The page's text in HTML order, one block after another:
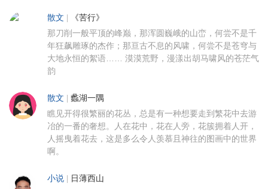
散文 《苦行》
那刀削一般平顶的峰巅，那浑圆巍峨的山峦，何尝不是千
年狂飙雕琢的杰作；那亘古不息的风啸，何尝不是苍穹与
大地永恒的絮语…… 漠漠荒野，漫漾出胡马啸风的苍茫气
韵
散文 蠡湖一隅
瞧见开得很繁丽的花丛，总是有一种想要走到繁花中去游
冶的一番的奢想。人在花中，花在人旁，花簇拥着人开，
人摇曳着花去，这是多么令人羡慕且神往的图画中的世界
啊。
小说 日薄西山